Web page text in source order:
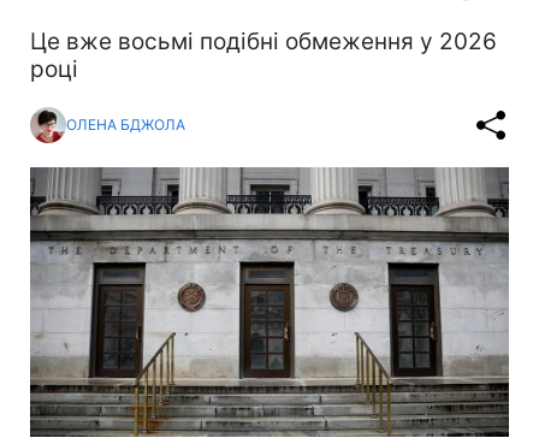
Це вже восьмі подібні обмеження у 2026
році
ОЛЕНА БДЖОЛА